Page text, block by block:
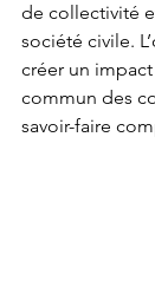
de collectivité
société civile.
créer un
commun des
savoir-faire